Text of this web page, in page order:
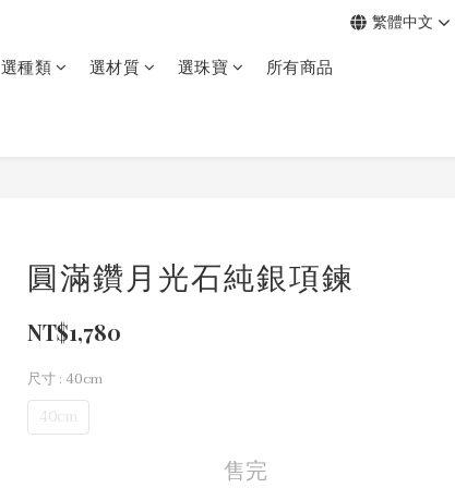
繁體中文
選種類 選材質 選珠寶
所有商品
圓滿鑽月光石純銀項鍊
NT$1,780
尺寸: 40cm
40cm
售完